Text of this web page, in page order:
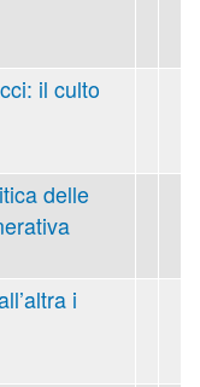
il culto
delle
i